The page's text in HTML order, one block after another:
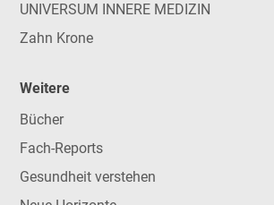
UNIVERSUM INNERE MEDIZIN
Zahn Krone
Weitere
Bücher
Fach-Reports
Gesundheit verstehen